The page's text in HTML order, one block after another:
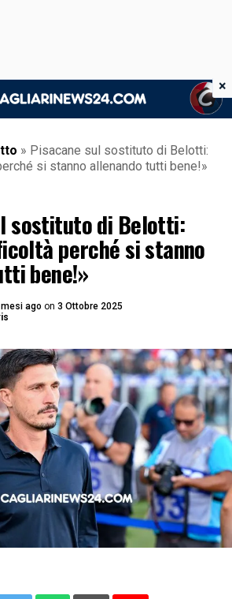
» Pisacane sul sostituto di Belotti:
si stanno allenando tutti bene!»
sostituto di Belotti:
perché si stanno
bene!»
ago on 3 Ottobre 2025
×